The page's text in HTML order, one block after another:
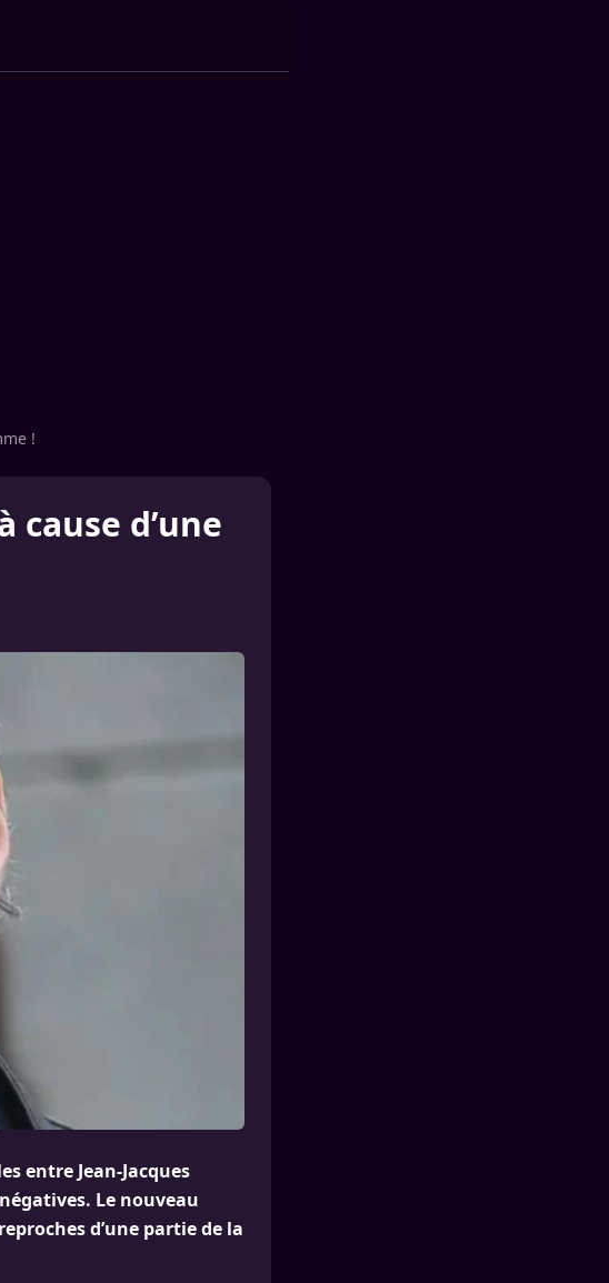
!
cause d’une
entre Jean-Jacques
Le nouveau
d’une partie de la